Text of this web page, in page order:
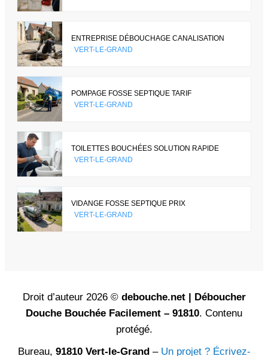
ENTREPRISE DÉBOUCHAGE CANALISATION
VERT-LE-GRAND
POMPAGE FOSSE SEPTIQUE TARIF
VERT-LE-GRAND
TOILETTES BOUCHÉES SOLUTION RAPIDE
VERT-LE-GRAND
VIDANGE FOSSE SEPTIQUE PRIX
VERT-LE-GRAND
Droit d’auteur 2026 © debouche.net | Déboucher
Douche Bouchée Facilement – 91810. Contenu
protégé.
Bureau, 91810 Vert-le-Grand– Un projet ? Écrivez-